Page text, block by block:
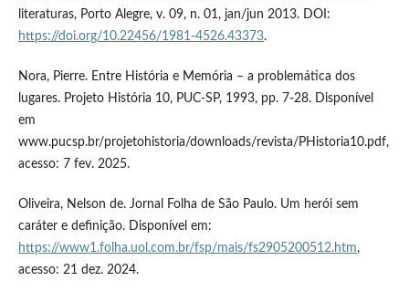
literaturas, Porto Alegre, v. 09, n. 01, jan/jun 2013. DOI:
https://doi.org/10.22456/1981-4526.43373.
Nora, Pierre. Entre História e Memória – a problemática dos
lugares. Projeto História 10, PUC-SP, 1993, pp. 7-28. Disponível
em
www.pucsp.br/projetohistoria/downloads/revista/PHistoria10.pdf,
acesso: 7 fev. 2025.
Oliveira, Nelson de. Jornal Folha de São Paulo. Um herói sem
caráter e definição. Disponível em:
https://www1.folha.uol.com.br/fsp/mais/fs2905200512.htm,
acesso: 21 dez. 2024.